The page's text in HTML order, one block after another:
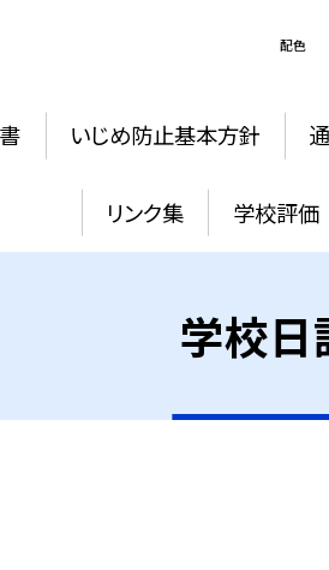
配色
いじめ防止基本方針
リンク集 学校評価
学校日